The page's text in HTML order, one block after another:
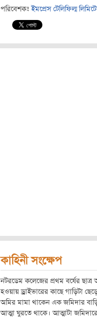
পরিবেশকঃ ইমপ্রেস টেলিফিল্ম
কাহিনী সংক্ষেপ
নটরডেম কলেজের প্রথম বর্ষের
হওয়ায় ড্রাইভারের কাছে গাড়িটা
অমির মামা থাকেন এক জমিদার
আত্মা ঘুরতে থাকে। আত্মাটা